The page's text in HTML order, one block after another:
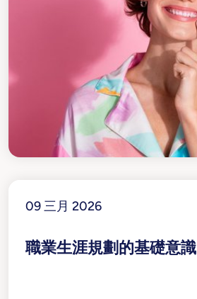
09 三月 2026
職業生涯規劃的基礎意識